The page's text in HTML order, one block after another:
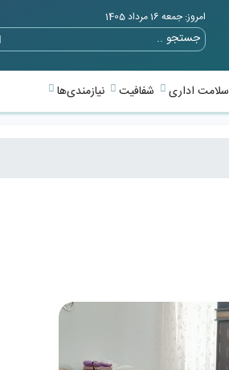
امروز: جمعه 16 مرداد 1405
سلامت اداری شفافیت نیازمندی‌ها